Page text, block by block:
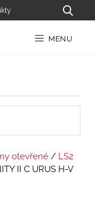
MENU
otevřené / LS2
II C URUS H-V